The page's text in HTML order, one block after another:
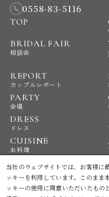
0558-83-5116
TOP
BRIDAL FAIR
相談会
REPORT
カップルレポート
PARTY
会場
DRESS
ドレス
CUISINE
お料理
NEWS
ニュース
当社のウェブサイトでは、お客様に
ッキーを利用しています。このまま
ッキーの使用に同意いただいたもの